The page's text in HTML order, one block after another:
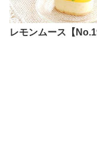
レモンムース【